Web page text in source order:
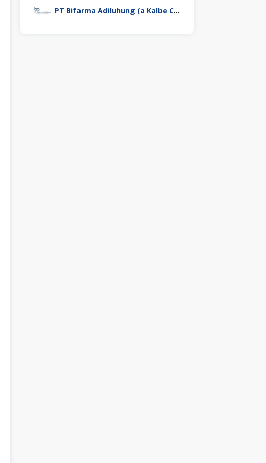
PT Bifarma Adiluhung (a Kalbe Company)